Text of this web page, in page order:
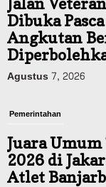
Dibuka
Angkutan
Agustus 7, 2026
Pemerintahan
Juara
2026 di
Atlet